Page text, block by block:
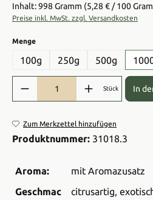
Inhalt: 998 Gramm (5,28 € / 100
Preise inkl. MwSt. zzgl. Versandkosten
Mengeauswählen
100g 250g 500g
Produkt Anzahl: Gib den
Stück In
Zum Merkzettel hinzufügen
Produktnummer: 31018.3
Aroma:
mit Aromazusatz
Geschmac
citrusartig,